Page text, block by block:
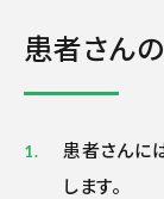
患者さん
患者さんに
します。